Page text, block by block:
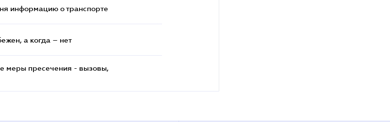
информацию о транспорте
а когда – нет
меры пресечения - вызовы,